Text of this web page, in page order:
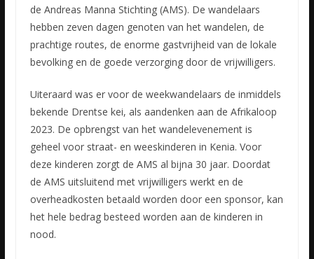
de Andreas Manna Stichting (AMS). De wandelaars
hebben zeven dagen genoten van het wandelen, de
prachtige routes, de enorme gastvrijheid van de lokale
bevolking en de goede verzorging door de vrijwilligers.
Uiteraard was er voor de weekwandelaars de inmiddels
bekende Drentse kei, als aandenken aan de Afrikaloop
2023. De opbrengst van het wandelevenement is
geheel voor straat- en weeskinderen in Kenia. Voor
deze kinderen zorgt de AMS al bijna 30 jaar. Doordat
de AMS uitsluitend met vrijwilligers werkt en de
overheadkosten betaald worden door een sponsor, kan
het hele bedrag besteed worden aan de kinderen in
nood.